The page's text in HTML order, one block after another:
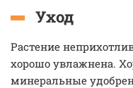
Уход
Растение
хорошо увлажнена.
минеральные